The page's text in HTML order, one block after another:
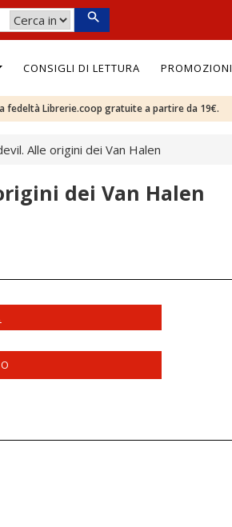
CONSIGLI DI LETTURA PROMOZIONI
fedeltà Librerie.coop gratuite a partire da 19€.
Alle origini dei Van Halen
dei Van Halen